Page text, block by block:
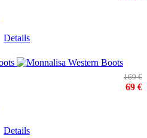
Details
169 €
69 €
Details